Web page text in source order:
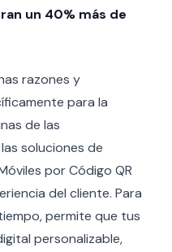
un 40% más de
razones y
para la
de las
soluciones de
por Código QR
del cliente. Para
permite que tus
personalizable,